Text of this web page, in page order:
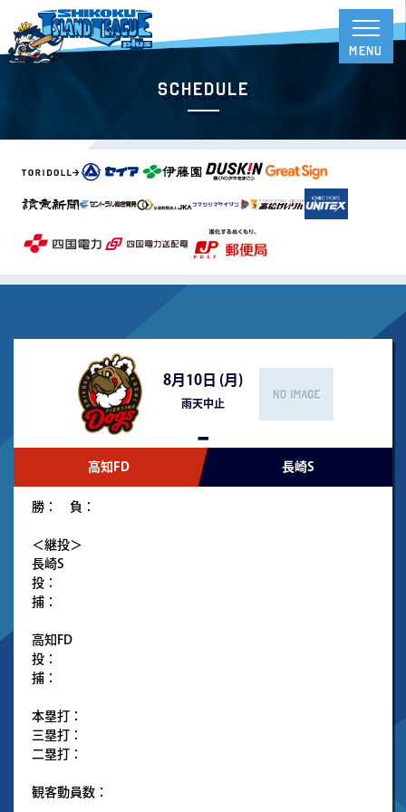
Schedule
8月10日 (月 )
雨天中止
-
高知FD 長崎S
勝： 負：
＜継投＞
長崎S
投：
捕：
高知FD
投：
捕：
本塁打：
三塁打：
二塁打：
観客動員数：